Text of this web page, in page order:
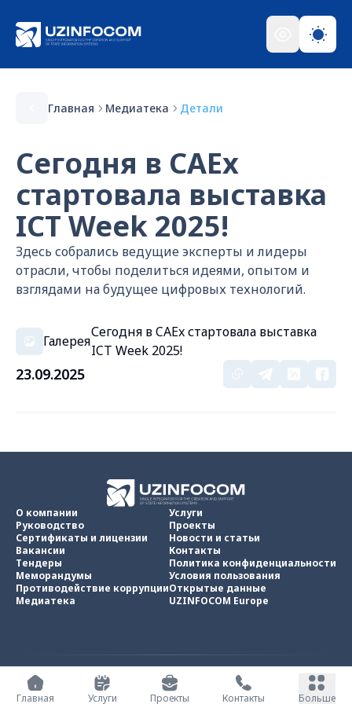
Главная Медиатека Детали
Сегодня в CAEx
стартовала выставка
ICT Week 2025!
Здесь собрались ведущие эксперты и лидеры
отрасли, чтобы поделиться идеями, опытом и
взглядами на будущее цифровых технологий.
Галерея
Сегодня в CAEx стартовала выставка
ICT Week 2025!
23.09.2025
О компании
Руководство
Сертификаты и лицензии
Вакансии
Тендеры
Меморандумы
Противодействие коррупции
Медиатека
Услуги
Проекты
Новости и статьи
Контакты
Политика конфиденциальности
Условия пользования
Открытые данные
UZINFOCOM Europe
UZINFOCOM © 2002 - 2026
Все права защищены
Главная
Услуги Проекты Контакты Больше